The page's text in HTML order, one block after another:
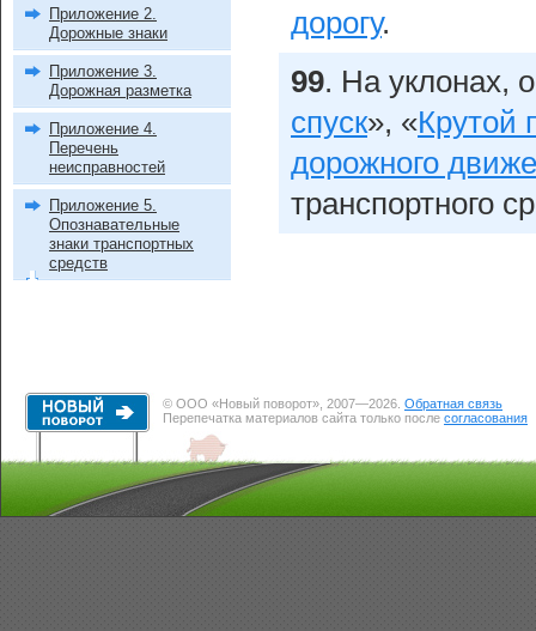
дорогу.
99. На уклонах,
спуск», «Крутой
дорожного
транспортного
Приложение 2.
Дорожные знаки
Приложение 3.
Дорожная разметка
Приложение 4.
Перечень
неисправностей
Приложение 5.
Опознавательные
знаки транспортных
средств
© ООО «Новый поворот», 2007—2026. Обратная связь
Перепечатка материалов сайта только после согласования